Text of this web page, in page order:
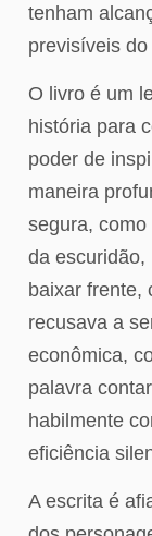
tenham
previsíveis
O livro é um
história para
poder de
maneira
segura,
da escuridão,
baixar frente,
recusava a
econômica,
palavra
habilmente
eficiência
A escrita é